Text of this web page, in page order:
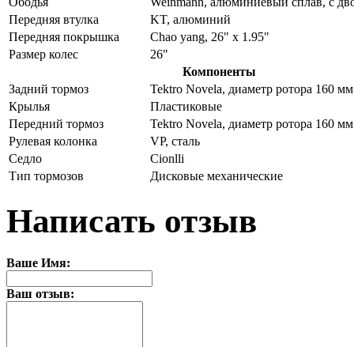
Передняя втулка
KT, алюминий
Передняя покрышка
Chao yang, 26" x 1.95"
Размер колес
26"
Компоненты
Задний тормоз
Tektro Novela, диаметр ротора 160 мм
Крылья
Пластиковые
Передний тормоз
Tektro Novela, диаметр ротора 160 мм
Рулевая колонка
VP, сталь
Седло
Cionlli
Тип тормозов
Дисковые механические
Написать отзыв
Ваше Имя:
Ваш отзыв: